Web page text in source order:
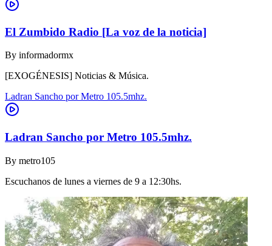
El Zumbido Radio [La voz de la noticia]
By informadormx
[EXOGÉNESIS] Noticias & Música.
Ladran Sancho por Metro 105.5mhz.
Ladran Sancho por Metro 105.5mhz.
By metro105
Escuchanos de lunes a viernes de 9 a 12:30hs.